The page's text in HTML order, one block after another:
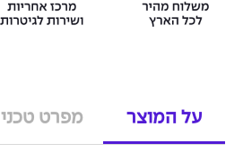
על המוצר מפרט טכני